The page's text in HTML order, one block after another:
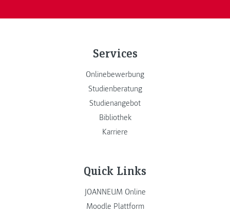
Services
Onlinebewerbung
Studienberatung
Studienangebot
Bibliothek
Karriere
Quick Links
JOANNEUM Online
Moodle Plattform